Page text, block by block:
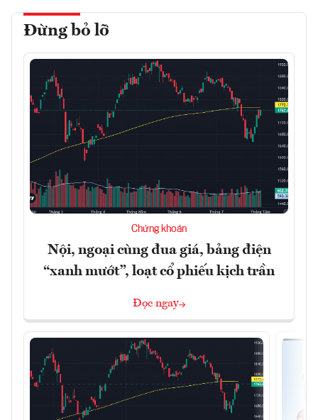
Đừng bỏ lỡ
Chứng khoán
Nội, ngoại cùng đua giá, bảng điện
“xanh mướt”, loạt cổ phiếu kịch trần
Đọc ngay